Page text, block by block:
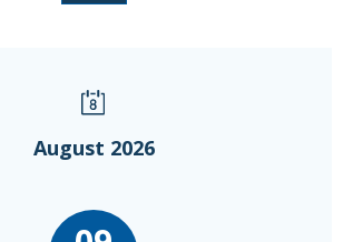
August 2026